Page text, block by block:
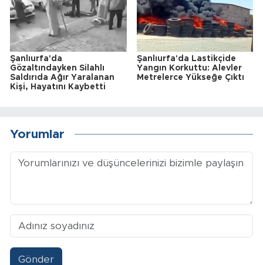
Şanlıurfa'da
Gözaltındayken Silahlı
Saldırıda Ağır Yaralanan
Kişi, Hayatını Kaybetti
Şanlıurfa'da Lastikçide
Yangın Korkuttu: Alevler
Metrelerce Yükseğe Çıktı
Yorumlar
Gönder